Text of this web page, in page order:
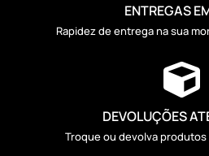
ENTREGAS
Rapidez de entrega na sua

DEVOLUÇÕES
Troque ou devolva